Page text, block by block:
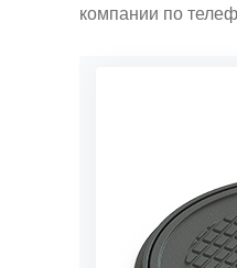
компании по